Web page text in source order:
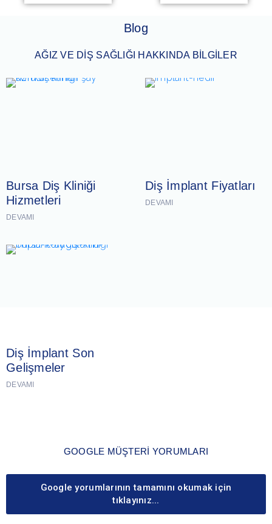
Blog
AĞIZ VE DİŞ SAĞLIĞI HAKKINDA BİLGİLER
Bursa Diş Kliniği
Hizmetleri
DEVAMI
Diş İmplant Fiyatları
DEVAMI
Diş İmplant Son
Gelişmeler
DEVAMI
GOOGLE MÜŞTERİ YORUMLARI
Google yorumlarının tamamını okumak için
tıklayınız...